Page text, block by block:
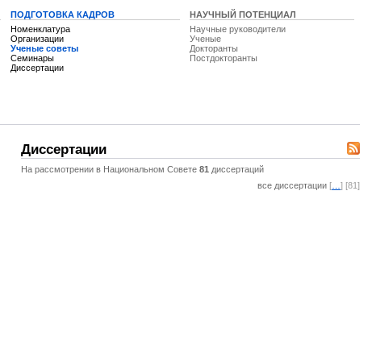
ПОДГОТОВКА КАДРОВ
Номенклатура
Организации
Ученые советы
Семинары
Диссертации
НАУЧНЫЙ ПОТЕНЦИАЛ
Научные руководители
Ученые
Докторанты
Постдокторанты
Диссертации
На рассмотрении в Национальном Совете 81 диссертаций
все диссертации [ ] [81]